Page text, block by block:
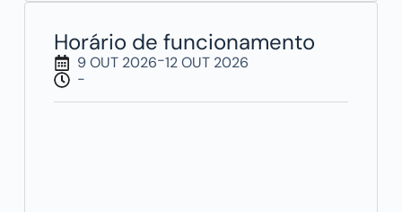
Horário de funcionamento
9 OUT 2026-12 OUT 2026
-